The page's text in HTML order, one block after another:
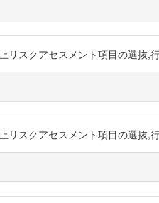
リスクアセスメント項目の選
リスクアセスメント項目の選